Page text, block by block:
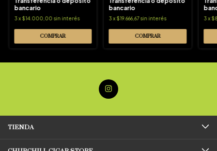
bancario
3x$14.000,00 sin interés
bancario
3 x$19.666,67 sin interés 3x
TIENDA